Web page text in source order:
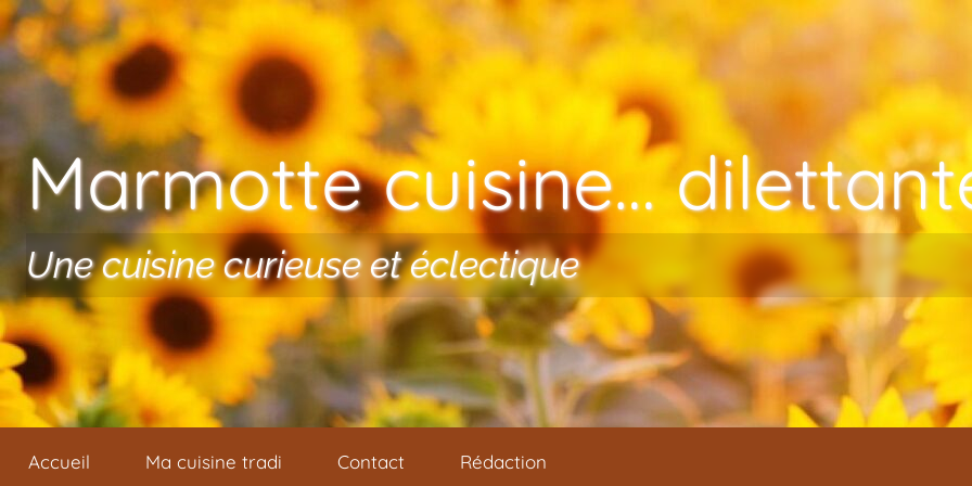
Aller au contenu
Marmotte cuisine…
Une cuisine curieuse et éclectique
Accueil Ma cuisine tradi Contact Rédaction